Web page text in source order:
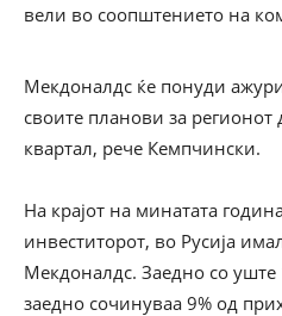
вели во соопштението на
Мекдоналдс ќе понуди
своите планови за регионот
квартал, рече Кемпчински.
На крајот на минатата
инвеститорот, во Русија
Мекдоналдс. Заедно со
заедно сочинуваа 9% од